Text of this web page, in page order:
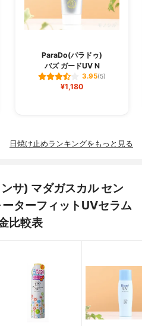
ParaDo(パラドゥ)
バズ ガードUV N
3.95(5)
¥1,180
日焼け止めランキングをもっと見る
サ) マダガスカル セン
ターフィットUVセラム
比較表